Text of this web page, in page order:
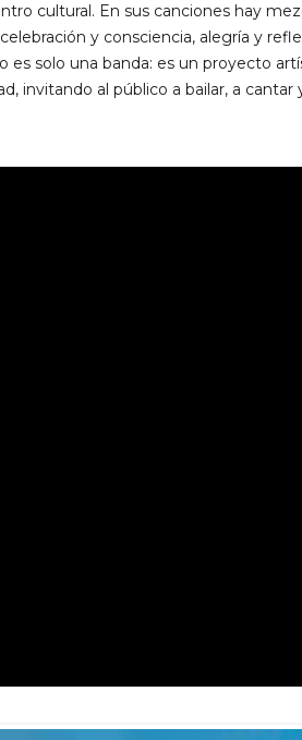
cultural. En sus canciones hay
y consciencia, alegría y
solo una banda: es un proyecto
invitando al público a bailar, a cantar